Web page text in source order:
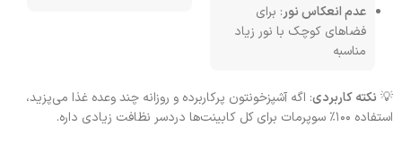
عدم انعکاس نور: برای
فضاهای کوچک با نور زیاد
مناسبه
💡 نکته کاربردی: اگه آشپزخونتون پرکاربرده و روزانه چند وعده غذا می‌پزید،
استفاده ۱۰۰٪ سوپرمات برای کل کابینت‌ها دردسر نظافت زیادی داره.